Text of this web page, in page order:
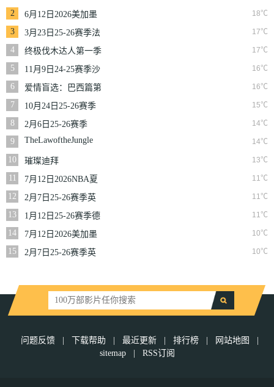
2 18℃
6月12日2026美加墨
世界杯小组赛韩国VS
捷克
3 17℃
3月23日25-26赛季法
甲第27轮雷恩VS梅斯
4 17℃
终极伐木达人第一季
5
16℃
11月9日24-25赛季沙
联第10轮利雅得体育
VS利雅得胜利
6 16℃
爱情盲选：巴西篇第
二季
7 15℃
10月24日25-26赛季
NBA常规赛掘金VS
勇士
8 14℃
2月6日25-26赛季
NBA常规赛篮网VS
9 14℃
TheLawoftheJungle
10 13℃
璀璨迪拜
11
11℃
7月12日2026NBA夏
季联赛尼克斯VS马刺
12 11℃
2月7日25-26赛季英
超第25轮伯恩利VS西
汉姆联
13 11℃
1月12日25-26赛季德
甲第16轮拜仁慕尼黑
VS沃尔夫斯堡
14 10℃
7月12日2026美加墨
世界杯四分之一决赛
挪威VS英格兰
15 10℃
2月7日25-26赛季英
问题反馈 下载帮助 最近更新 排行榜 网站地图
sitemap
RSS订阅